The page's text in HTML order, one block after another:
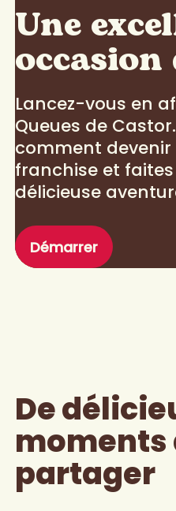
Une
occasion
Lancez-vous en
Queues de
comment devenir
franchise et
délicieuse
Démarrer
De
moments
partager